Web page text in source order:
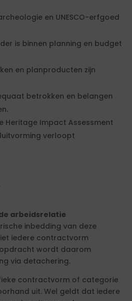
en UNESCO-erfgoed
is binnen planning en budget
en planproducten zijn
betrokken en belangen
Heritage Impact Assessment
verloopt
arbeidsrelatie
inbedding van deze
iedere contractvorm
wordt daarom
via detachering.
contractvorm of categorie
uit. Wel geldt dat iedere